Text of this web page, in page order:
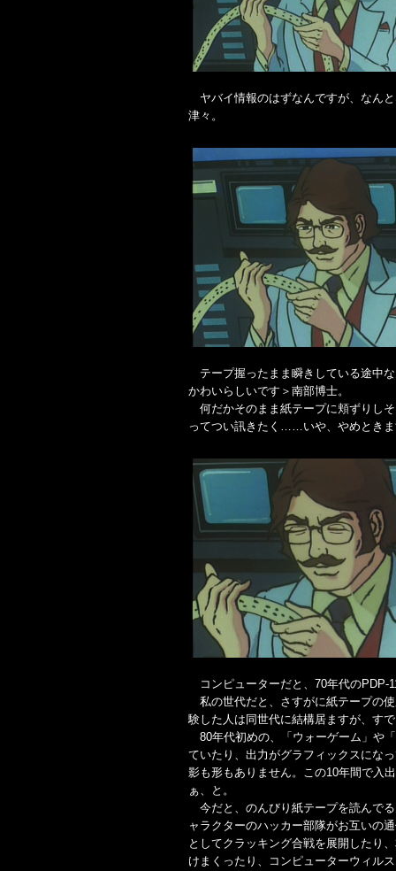
ヤバイ情報のはずなんですが、なん
津々。
テープ握ったまま瞬きしている途中
かわいらしいです＞南部博士。
何だかそのまま紙テープに頬ずりし
ってつい訊きたく……いや、やめとき
コンピューターだと、70年代のPDP-
私の世代だと、さすがに紙テープの
験した人は同世代に結構居ますが、す
80年代初めの、「ウォーゲーム」や
ていたり、出力がグラフィックスにな
影も形もありません。この10年間で入
ぁ、と。
今だと、のんびり紙テープを読んで
ャラクターのハッカー部隊がお互いの
としてクラッキング合戦を展開したり
けまくったり、コンピューターウィル